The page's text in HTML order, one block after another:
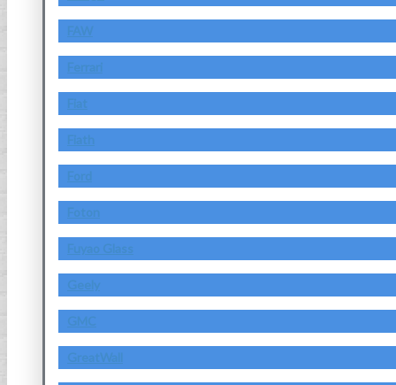
FAW
Ferrari
Fiat
Fiath
Ford
Foton
Fuyao Glass
Geely
GMC
GreatWall